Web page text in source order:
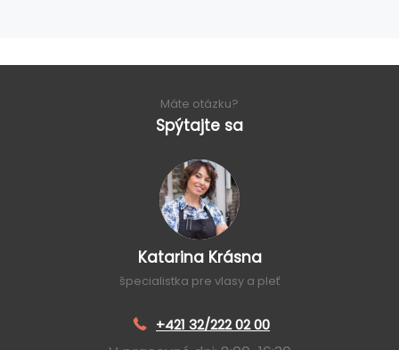
Máte otázku?
Spýtajte sa
Katarina Krásna
špecialistka pre vlasy a pleť
+421 32/222 02 00